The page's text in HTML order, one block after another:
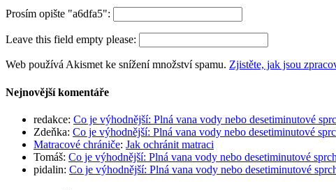
Prosím opište "a6dfa5":
Leave this field empty please:
Web používá Akismet ke snížení množství spamu. Zjistěte, jak jsou
Nejnovější komentáře
redakce: Co je výhodnější: Plná vana vody nebo desetiminutové
Zdeňka: Co je výhodnější: Plná vana vody nebo desetiminutové
Matracové chrániče: Jak ochránit matraci
Tomáš: Co je výhodnější: Plná vana vody nebo desetiminutové
pidalin: Co je výhodnější: Plná vana vody nebo desetiminutové